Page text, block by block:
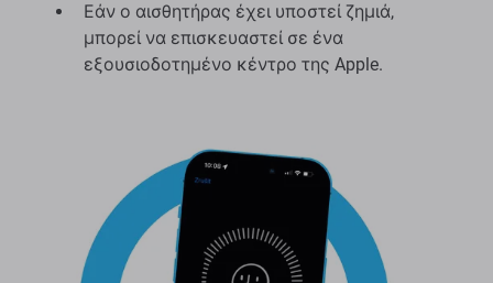
Εάν ο αισθητήρας έχει υποστεί ζημιά,
μπορεί να επισκευαστεί σε ένα
εξουσιοδοτημένο κέντρο της Apple.